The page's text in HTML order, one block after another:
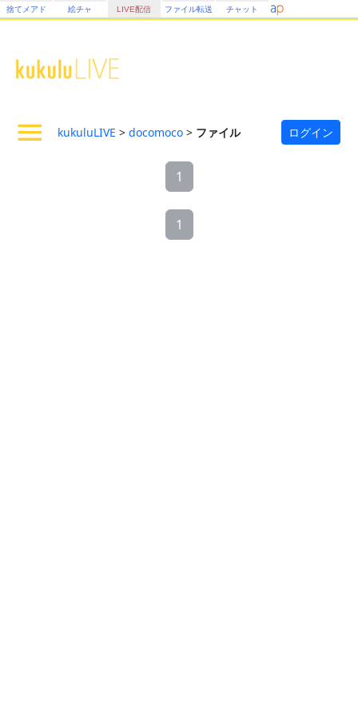
捨てメアド 絵チャ LIVE配信 ファイル転送 チャット
kukuluLIVE > docomoco > ファイル ログイン
1
1